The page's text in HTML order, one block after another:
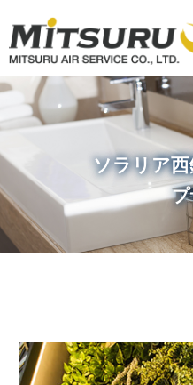
ソラリア